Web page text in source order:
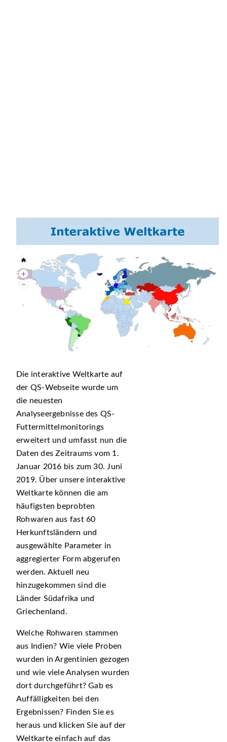
Die interaktive Weltkarte auf
der QS-Webseite wurde um
die neuesten
Analyseergebnisse des QS-
Futtermittelmonitorings
erweitert und umfasst nun die
Daten des Zeitraums vom 1.
Januar 2016 bis zum 30. Juni
2019. Über unsere interaktive
Weltkarte können die am
häufigsten beprobten
Rohwaren aus fast 60
Herkunftsländern und
ausgewählte Parameter in
aggregierter Form abgerufen
werden. Aktuell neu
hinzugekommen sind die
Länder Südafrika und
Griechenland.
Welche Rohwaren stammen
aus Indien? Wie viele Proben
wurden in Argentinien gezogen
und wie viele Analysen wurden
dort durchgeführt? Gab es
Auffälligkeiten bei den
Ergebnissen? Finden Sie es
heraus und klicken Sie auf der
Weltkarte einfach auf das